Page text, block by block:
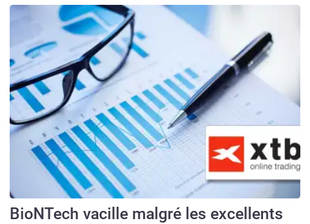
BioNTech vacille malgré les excellents